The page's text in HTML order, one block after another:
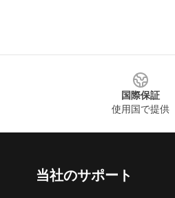
国際保証
使用国で提供
当社のサポート